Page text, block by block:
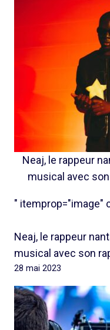
Neaj, le rappeur
musical avec
" itemprop="image"
Neaj, le rappeur
musical avec son
28 mai 2023